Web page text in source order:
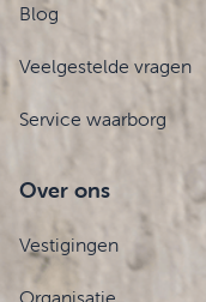
Blog
Veelgestelde vragen
Service waarborg
Over ons
Vestigingen